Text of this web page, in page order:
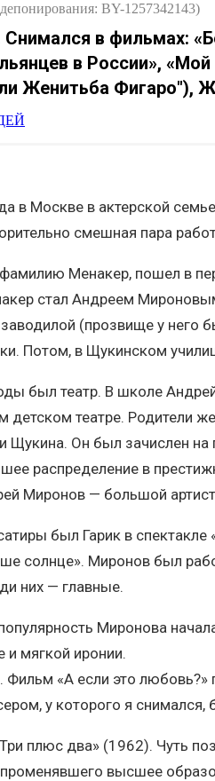
BY-1257342143)
Снимался в фильмах:
в России»,
Женитьба Фигаро"),
в Москве в актерской
смешная пара
Менакер, пошел в
стал Андреем
(прозвище у него
Потом, в Щукинском
был театр. В школе
детском театре.
Щукина. Он был зачислен
распределение в
Миронов — большой
был Гарик в
солнце». Миронов был
них — главные.
Миронова
и мягкой иронии.
«А если это любовь?»
у которого я
плюс два» (1962). Чуть
высшее